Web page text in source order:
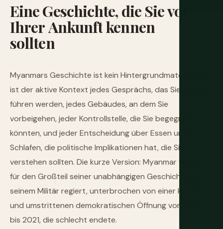
EineGeschichte,die Sievor
IhrerAnkunftkennen
sollten
Myanmars Geschichte ist kein Hintergrundmaterial. Sie
ist der aktive Kontext jedes Gesprächs, das Sie im Land
führen werden, jedes Gebäudes, an dem Sie
vorbeigehen, jeder Kontrollstelle, die Sie begegnen
könnten, und jeder Entscheidung über Essen und
Schlafen, die politische Implikationen hat, die Sie
verstehen sollten. Die kurze Version: Myanmar wurde
für den Großteil seiner unabhängigen Geschichte von
seinem Militär regiert, unterbrochen von einer kurzen
und umstrittenen demokratischen Öffnung von 2010
bis 2021, die schlecht endete.